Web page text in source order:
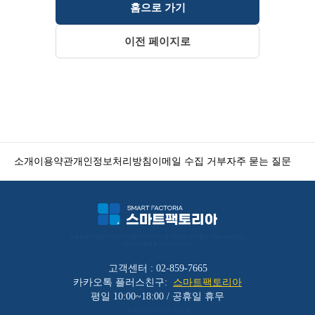
홈으로 가기
이전 페이지로
소개 이용약관개인정보처리방침 이메일 수집 거부자주 묻는 질문
고객센터 : 02-859-7665
카카오톡 플러스친구:
스마트팩토리아
평일 10:00~18:00 / 공휴일 휴무